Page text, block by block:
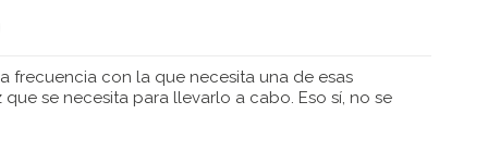
frecuencia con la que necesita una de esas
se necesita para llevarlo a cabo. Eso sí, no se